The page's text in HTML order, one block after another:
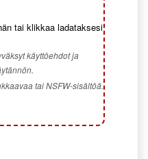
tai klikkaa ladataksesi
käyttöehdot ja
tai NSFW-sisältöä.